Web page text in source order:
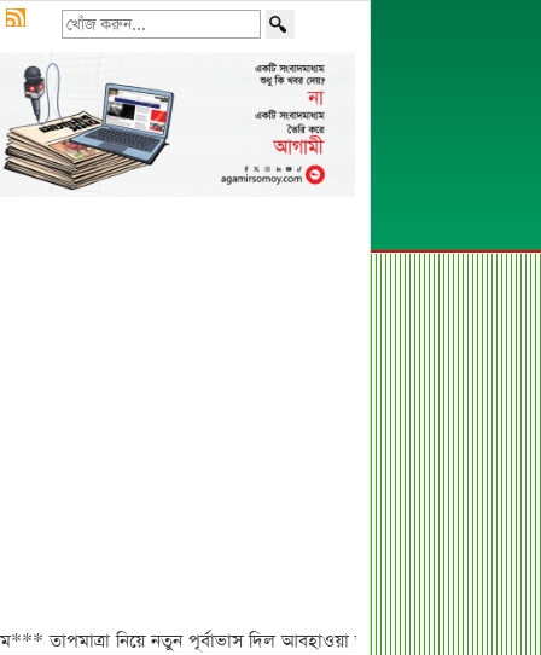
নিয়ে নতুন পূর্বাভাস দিল আবহাওয়া অফিস*** সহপাঠীদের ব্যক্তিগত ছবি